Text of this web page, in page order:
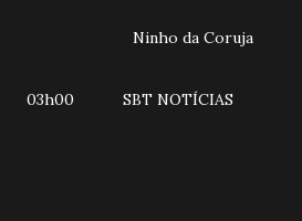
Ninho da
03h00 SBT